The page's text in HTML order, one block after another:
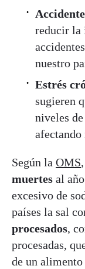
reducir la
nuestro
Estrés
sugieren
niveles
Según la OMS
muertes al
excesivo de
países la sal
procesados,
procesadas,
de un